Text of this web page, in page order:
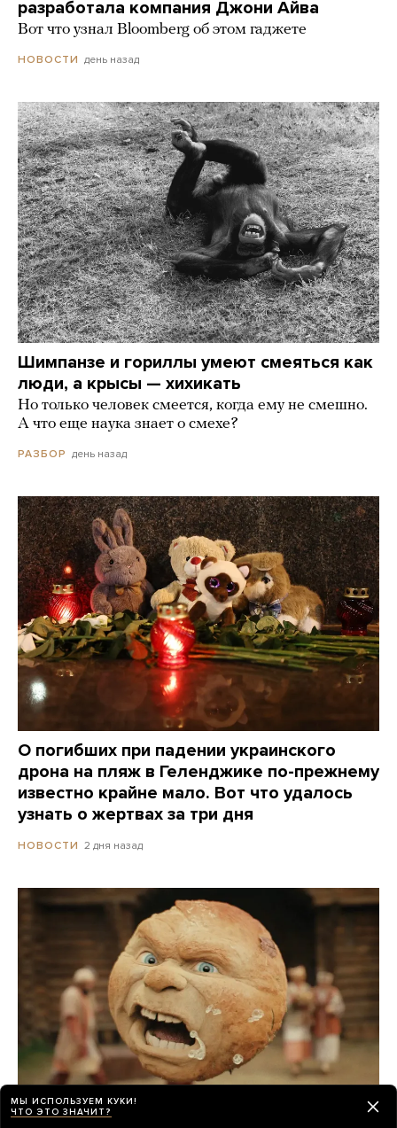
разработала компания Джони Айва
Вот что узнал Bloomberg об этом гаджете
НОВОСТИ день назад
Шимпанзе и гориллы умеют смеяться как
люди, а крысы — хихикать
Но только человек смеется, когда ему не смешно.
А что еще наука знает о смехе?
РАЗБОР день назад
О погибших при падении украинского
дрона на пляж в Геленджике по-прежнему
известно крайне мало. Вот что удалось
узнать о жертвах за три дня
НОВОСТИ 2 дня назад
Российские прокатчики передвинули
МЫ ИСПОЛЬЗУЕМ КУКИ!
ЧТО ЭТО ЗНАЧИТ?